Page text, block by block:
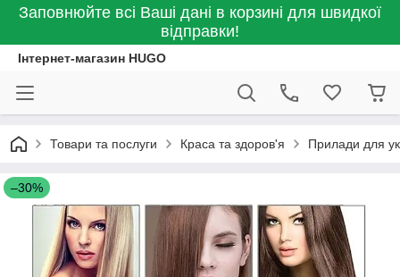
Заповнюйте всі Ваші дані в корзині для швидкої
відправки!
Інтернет-магазин HUGO
Товари та послуги Краса та здоров'я Прилади для
–30%